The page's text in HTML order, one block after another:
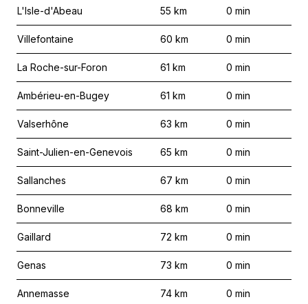
L'Isle-d'Abeau 55 km 0 min
Villefontaine 60 km 0 min
La Roche-sur-Foron 61 km 0 min
Ambérieu-en-Bugey 61 km 0 min
Valserhône 63 km 0 min
Saint-Julien-en-Genevois 65 km 0 min
Sallanches 67 km 0 min
Bonneville 68 km 0 min
Gaillard 72 km 0 min
Genas 73 km 0 min
Annemasse 74 km 0 min